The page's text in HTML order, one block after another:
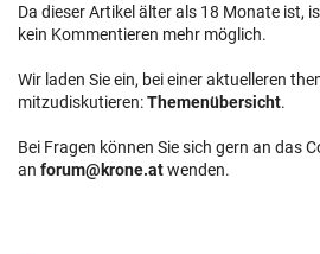
Da dieser Artikel älter als 18 Monate ist,
kein Kommentieren mehr möglich.
Wir laden Sie ein, bei einer aktuelleren
mitzudiskutieren:Themenübersicht.
Bei Fragen können Sie sich gern an das
an forum@krone.atwenden.